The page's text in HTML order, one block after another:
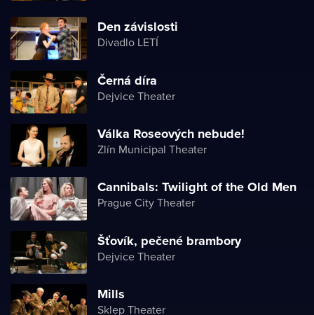
Den závislosti
Divadlo LETÍ
Černá díra
Dejvice Theater
Válka Roseových nebude!
Zlín Municipal Theater
Cannibals: Twilight of the Old Men
Prague City Theater
Šťovík, pečené brambory
Dejvice Theater
Mills
Sklep Theater